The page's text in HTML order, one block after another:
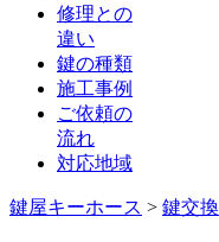
修理との
違い
鍵の種類
施工事例
ご依頼の
流れ
対応地域
鍵屋キーホース > 鍵交換